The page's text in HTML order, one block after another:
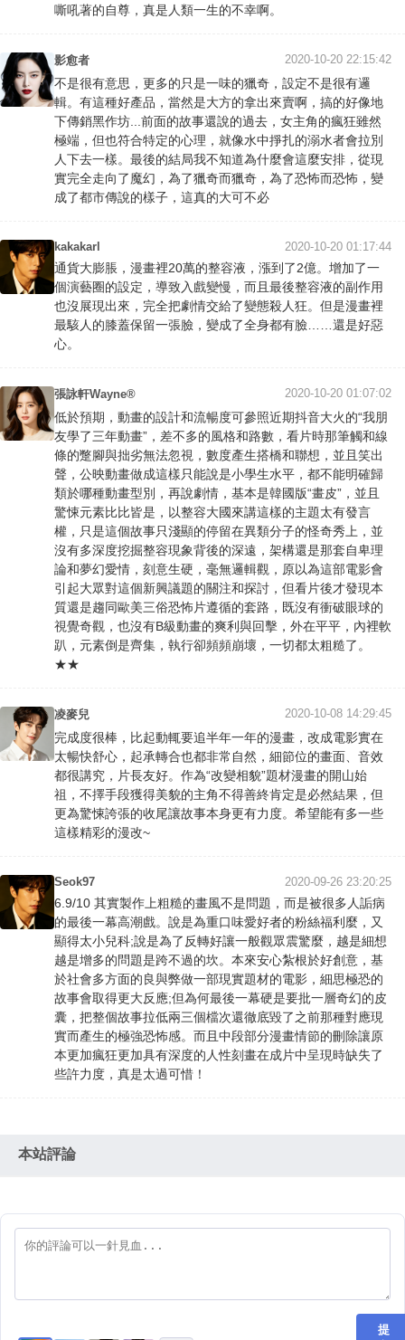
嘶吼著的自尊，真是人類一生的不幸啊。
影愈者 2020-10-20 22:15:42
不是很有意思，更多的只是一味的獵奇，設定不是很有邏
輯。有這種好產品，當然是大方的拿出來賣啊，搞的好像地
下傳銷黑作坊...前面的故事還說的過去，女主角的瘋狂雖然
極端，但也符合特定的心理，就像水中掙扎的溺水者會拉別
人下去一樣。最後的結局我不知道為什麼會這麼安排，從現
實完全走向了魔幻，為了獵奇而獵奇，為了恐怖而恐怖，變
成了都市傳說的樣子，這真的大可不必
kakakarl 2020-10-20 01:17:44
通貨大膨脹，漫畫裡20萬的整容液，漲到了2億。增加了一
個演藝圈的設定，導致入戲變慢，而且最後整容液的副作用
也沒展現出來，完全把劇情交給了變態殺人狂。但是漫畫裡
最駭人的膝蓋保留一張臉，變成了全身都有臉……還是好惡
心。
張詠軒Wayne® 2020-10-20 01:07:02
低於預期，動畫的設計和流暢度可參照近期抖音大火的“我朋
友學了三年動畫”，差不多的風格和路數，看片時那筆觸和線
條的蹩腳與拙劣無法忽視，數度產生搭橋和聯想，並且笑出
聲，公映動畫做成這樣只能說是小學生水平，都不能明確歸
類於哪種動畫型別，再說劇情，基本是韓國版“畫皮”，並且
驚悚元素比比皆是，以整容大國來講這樣的主題太有發言
權，只是這個故事只淺顯的停留在異類分子的怪奇秀上，並
沒有多深度挖掘整容現象背後的深遠，架構還是那套自卑理
論和夢幻愛情，刻意生硬，毫無邏輯觀，原以為這部電影會
引起大眾對這個新興議題的關注和探討，但看片後才發現本
質還是趨同歐美三俗恐怖片遵循的套路，既沒有衝破眼球的
視覺奇觀，也沒有B級動畫的爽利與回擊，外在平平，內裡軟
趴，元素倒是齊集，執行卻頻頻崩壞，一切都太粗糙了。
★★
凌麥兒 2020-10-08 14:29:45
完成度很棒，比起動輒要追半年一年的漫畫，改成電影實在
太暢快舒心，起承轉合也都非常自然，細節位的畫面、音效
都很講究，片長友好。作為“改變相貌”題材漫畫的開山始
祖，不擇手段獲得美貌的主角不得善終肯定是必然結果，但
更為驚悚誇張的收尾讓故事本身更有力度。希望能有多一些
這樣精彩的漫改~
Seok97 2020-09-26 23:20:25
6.9/10 其實製作上粗糙的畫風不是問題，而是被很多人詬病
的最後一幕高潮戲。說是為重口味愛好者的粉絲福利麼，又
顯得太小兒科;說是為了反轉好讓一般觀眾震驚麼，越是細想
越是增多的問題是跨不過的坎。本來安心紮根於好創意，基
於社會多方面的良與弊做一部現實題材的電影，細思極恐的
故事會取得更大反應;但為何最後一幕硬是要批一層奇幻的皮
囊，把整個故事拉低兩三個檔次還徹底毀了之前那種對應現
實而產生的極強恐怖感。而且中段部分漫畫情節的刪除讓原
本更加瘋狂更加具有深度的人性刻畫在成片中呈現時缺失了
些許力度，真是太過可惜！
本站評論
提